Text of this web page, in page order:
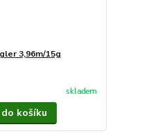
3,96m/15g
skladem
košíku